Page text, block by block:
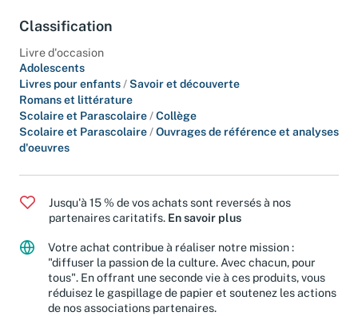
Classification
Livre d'occasion
Adolescents
Livres pour enfants /Savoir et découverte
Romans et littérature
Scolaire et Parascolaire /Collège
Scolaire et Parascolaire /Ouvrages de référence et analyses
d'oeuvres
Jusqu'à 15 % de vos achats sont reversés à nos
partenaires caritatifs. En savoir plus
Votre achat contribue à réaliser notre mission :
"diffuser la passion de la culture. Avec chacun, pour
tous". En offrant une seconde vie à ces produits, vous
réduisez le gaspillage de papier et soutenez les actions
de nos associations partenaires.